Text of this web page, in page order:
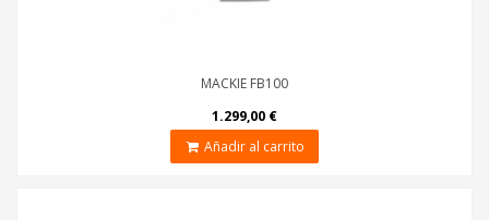
MACKIE FB100
1.299,00 €
Añadir al carrito